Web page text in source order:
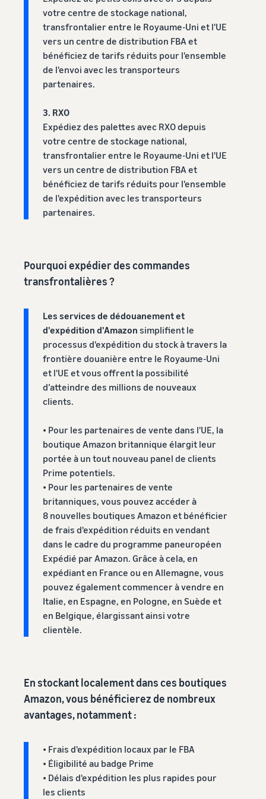
locale en
une
Une histoire
vraie, une
croissance
Pourriez-
vous être le
prochain?
Réduisez
vos frais
d'expédition
produits à
bas prix
Découvrez les
tarifs Prix bas
produits éligibles
dont le prix est
inférieur ou égal à
votre
marque
auprès
d'Amazon
à une suite
d'outils de
marque et à
des
avantages de
protection
à vendre
catégorie de produits
Découvrez ce qui se vend
Comment vendre de la
animaux en ligne
Développez votre
entreprise d'aliments pour
animaux
Comment vendre des
compléments
alimentaires en ligne
Développez vos ventes de
Comment vendre des
écouteurs en ligne
clients du monde entier
Comment vendre des T-
shirts en ligne
Développez votre marque
de T-shirts
votre centre de stockage national,
transfrontalier entre le Royaume-Uni et l'UE
vers un centre de distribution FBA et
bénéficiez de tarifs réduits pour l'ensemble
de l'envoi avec les transporteurs
partenaires.
3. RXO
Expédiez des palettes avec RXO depuis
votre centre de stockage national,
transfrontalier entre le Royaume-Uni et l'UE
vers un centre de distribution FBA et
bénéficiez de tarifs réduits pour l'ensemble
de l'expédition avec les transporteurs
partenaires.
Pourquoi expédier des commandes
transfrontalières ?
Les services de dédouanement et
d'expédition d'Amazon simplifient le
processus d'expédition du stock à travers la
frontière douanière entre le Royaume-Uni
et l'UE et vous offrent la possibilité
d’atteindre des millions de nouveaux
clients.
• Pour les partenaires de vente dans l'UE, la
boutique Amazon britannique élargit leur
portée à un tout nouveau panel de clients
Prime potentiels.
• Pour les partenaires de vente
britanniques, vous pouvez accéder à
8 nouvelles boutiques Amazon et bénéficier
de frais d'expédition réduits en vendant
dans le cadre du programme paneuropéen
Expédié par Amazon. Grâce à cela, en
expédiant en France ou en Allemagne, vous
pouvez également commencer à vendre en
Italie, en Espagne, en Pologne, en Suède et
en Belgique, élargissant ainsi votre
clientèle.
En stockant localement dans ces boutiques
Amazon, vous bénéficierez de nombreux
avantages, notamment :
• Frais d'expédition locaux par le FBA
• Éligibilité au badge Prime
• Délais d'expédition les plus rapides pour
les clients